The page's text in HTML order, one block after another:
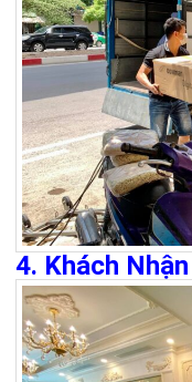
4. Khách